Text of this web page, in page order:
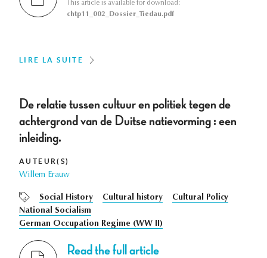
This article is available for download:
chtp11_002_Dossier_Tiedau.pdf
LIRE LA SUITE
De relatie tussen cultuur en politiek tegen de
achtergrond van de Duitse natievorming : een
inleiding.
AUTEUR(S)
Willem Erauw
Social History Cultural history
Cultural Policy
National Socialism
German Occupation Regime (WW II)
Read the full article